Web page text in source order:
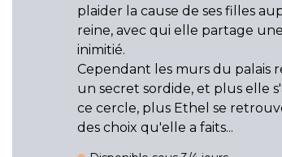
plaider la cause de ses filles
reine, avec qui elle partage
inimitié.
Cependant les murs du palais
un secret sordide, et plus elle
ce cercle, plus Ethel se
des choix qu'elle a faits...